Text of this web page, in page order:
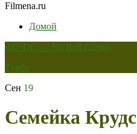
Filmena.ru
Домой
ACϟDC — No Bull (1996)
Турбо
Сен 19
Семейка Крудс